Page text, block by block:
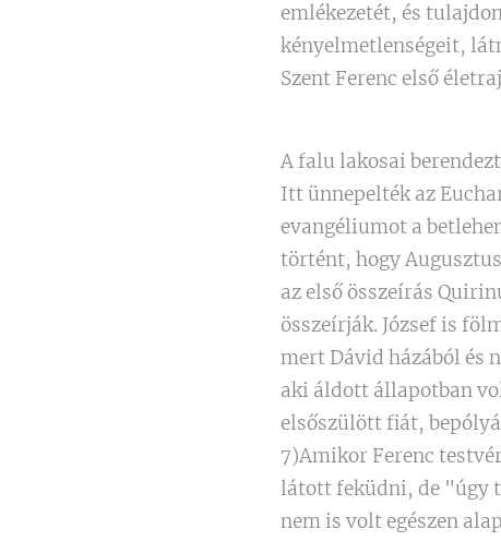
emlékezetét, és
kényelmetlenségeit,
Szent Ferenc első
A falu lakosai
Itt ünnepelték az
evangéliumot a
történt, hogy
az első összeírás
összeírják. József is
mert Dávid házából és
aki áldott állapotban
elsőszülött fiát,
7)Amikor Ferenc
látott feküdni, de "úgy
nem is volt egészen